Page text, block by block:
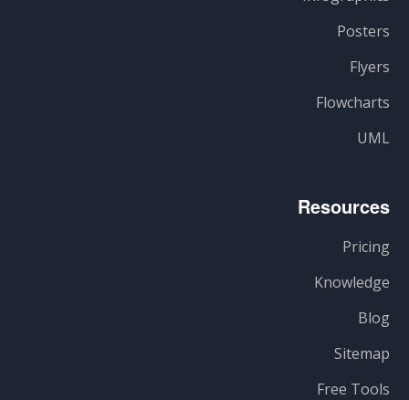
Posters
Flyers
Flowcharts
UML
Resources
Pricing
Knowledge
Blog
Sitemap
Free Tools